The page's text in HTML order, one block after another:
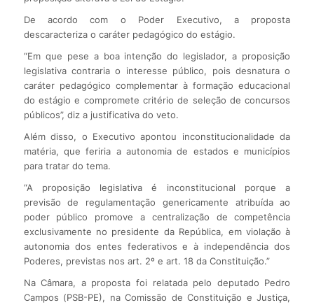
De acordo com o Poder Executivo, a proposta
descaracteriza o caráter pedagógico do estágio.
“Em que pese a boa intenção do legislador, a proposição
legislativa contraria o interesse público, pois desnatura o
caráter pedagógico complementar à formação educacional
do estágio e compromete critério de seleção de concursos
públicos”, diz a justificativa do veto.
Além disso, o Executivo apontou inconstitucionalidade da
matéria, que feriria a autonomia de estados e municípios
para tratar do tema.
“A proposição legislativa é inconstitucional porque a
previsão de regulamentação genericamente atribuída ao
poder público promove a centralização de competência
exclusivamente no presidente da República, em violação à
autonomia dos entes federativos e à independência dos
Poderes, previstas nos art. 2º e art. 18 da Constituição.”
Na Câmara, a proposta foi relatada pelo deputado Pedro
Campos (PSB-PE), na Comissão de Constituição e Justiça,